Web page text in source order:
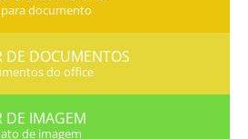
documento
DE DOCUMENTOS
do office
DE IMAGEM
de imagem